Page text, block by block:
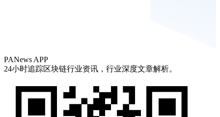
PANews APP
24小时追踪区块链行业资讯，行业深度文章解析。